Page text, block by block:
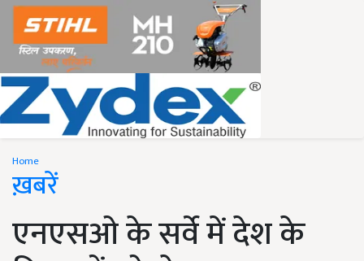
Home
ख़बरें
एनएसओ के सर्वे में देश के